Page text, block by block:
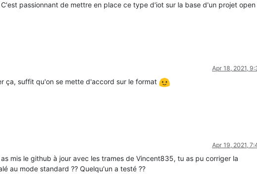
passionnant de mettre en place ce type d'iot sur la base d'un projet
Apr 18, 2021,
ça, suffit qu'on se mette d'accord sur le format
Apr 19, 2021,
mis le github à jour avec les trames de Vincent835, tu as pu corriger la
au mode standard ?? Quelqu'un a testé ??